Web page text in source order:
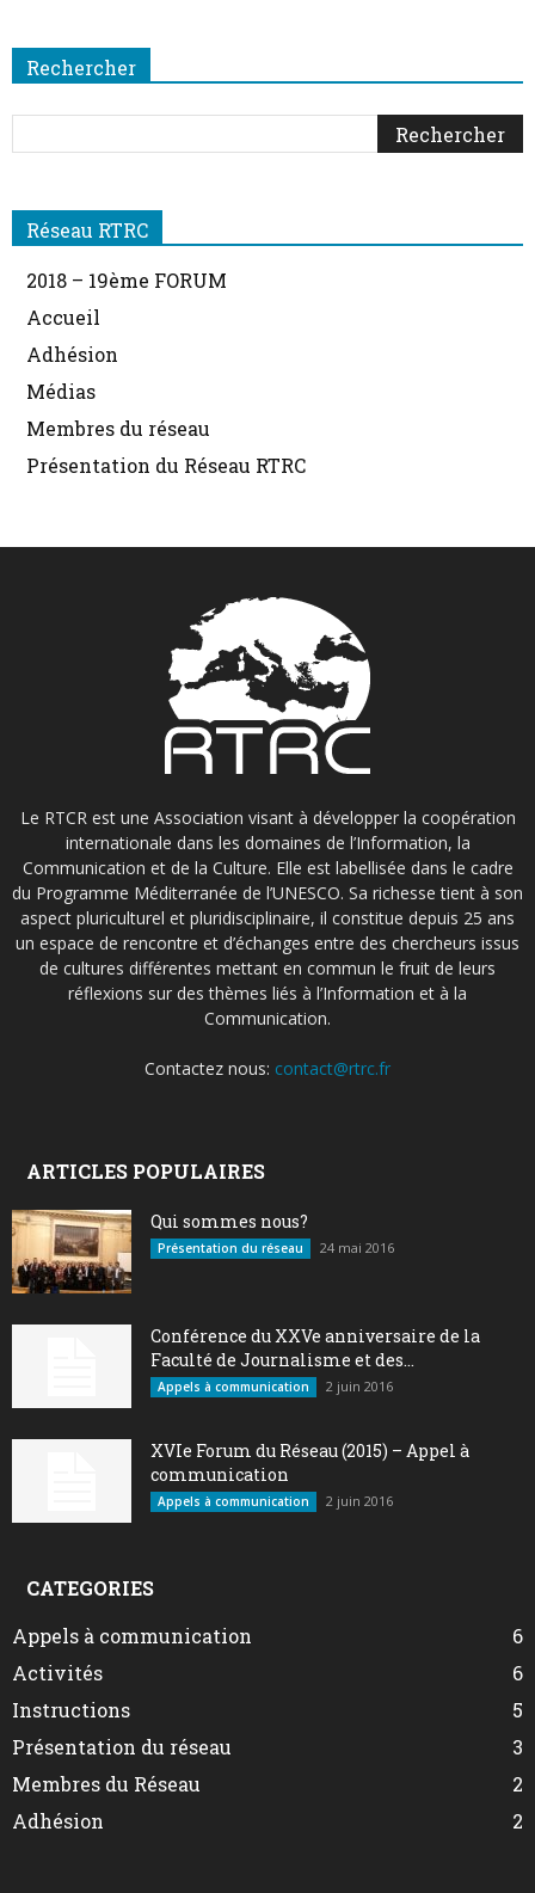
Rechercher
Réseau RTRC
2018 – 19ème FORUM
Accueil
Adhésion
Médias
Membres du réseau
Présentation du Réseau RTRC
Le RTCR est une Association visant à développer la coopération
internationale dans les domaines de l’Information, la
Communication et de la Culture. Elle est labellisée dans le cadre
du Programme Méditerranée de l’UNESCO. Sa richesse tient à son
aspect pluriculturel et pluridisciplinaire, il constitue depuis 25 ans
un espace de rencontre et d’échanges entre des chercheurs issus
de cultures différentes mettant en commun le fruit de leurs
réflexions sur des thèmes liés à l’Information et à la
Communication.
Contactez nous: contact@rtrc.fr
ARTICLES POPULAIRES
Qui sommes nous?
Présentation du réseau 24 mai 2016
Conférence du XXVe anniversaire de la
Faculté de Journalisme et des...
Appels à communication 2 juin 2016
XVIe Forum du Réseau (2015) – Appel à
communication
Appels à communication 2 juin 2016
CATEGORIES
Appels à communication
6
Activités
6
Instructions
5
Présentation du réseau
3
Membres du Réseau
2
Adhésion
2